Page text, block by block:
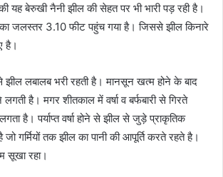
यह बेरुखी नैनी झील की सेहत पर भी भारी पड़ रही है।
का जलस्तर 3.10 फीट पहुंच गया है। जिससे झील किनारे
है।
झील लबालब भरी रहती है। मानसून खत्म होने के बाद
है। मगर शीतकाल में वर्षा व बर्फबारी से गिरते
है। पर्याप्त वर्षा होने से झील से जुड़े प्राकृतिक
जो गर्मियों तक झील का पानी की आपूर्ति करते रहते है।
सूखा रहा।